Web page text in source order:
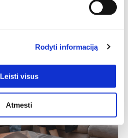
Rodyti informaciją
Leisti visus
Atmesti